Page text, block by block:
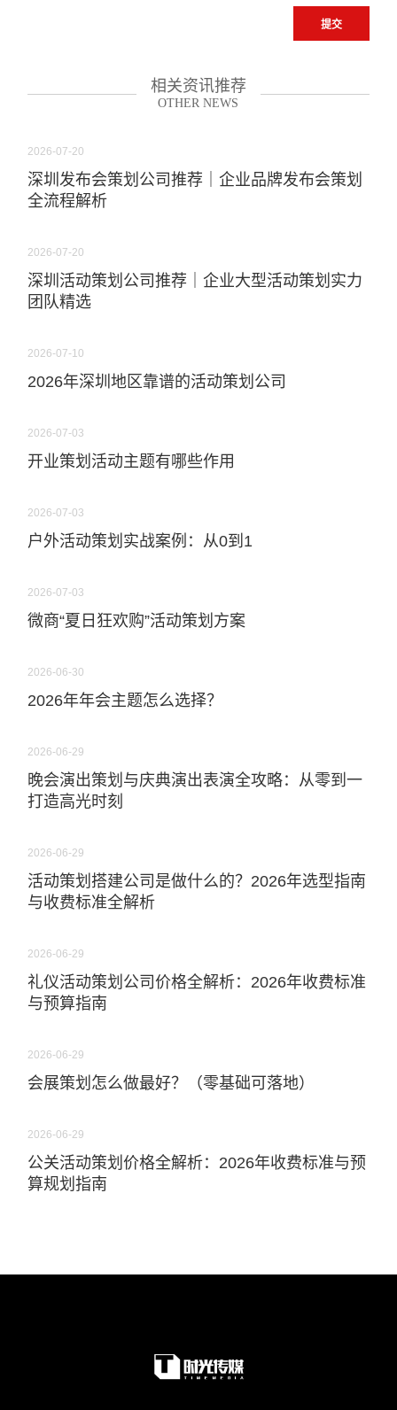
提交
相关资讯推荐
OTHER NEWS
2026-07-20
深圳发布会策划公司推荐｜企业品牌发布会策划
全流程解析
2026-07-20
深圳活动策划公司推荐｜企业大型活动策划实力
团队精选
2026-07-10
2026年深圳地区靠谱的活动策划公司
2026-07-03
开业策划活动主题有哪些作用
2026-07-03
户外活动策划实战案例：从0到1
2026-07-03
微商“夏日狂欢购”活动策划方案
2026-06-30
2026年年会主题怎么选择？
2026-06-29
晚会演出策划与庆典演出表演全攻略：从零到一
打造高光时刻
2026-06-29
活动策划搭建公司是做什么的？2026年选型指南
与收费标准全解析
2026-06-29
礼仪活动策划公司价格全解析：2026年收费标准
与预算指南
2026-06-29
会展策划怎么做最好？（零基础可落地）
2026-06-29
公关活动策划价格全解析：2026年收费标准与预
算规划指南